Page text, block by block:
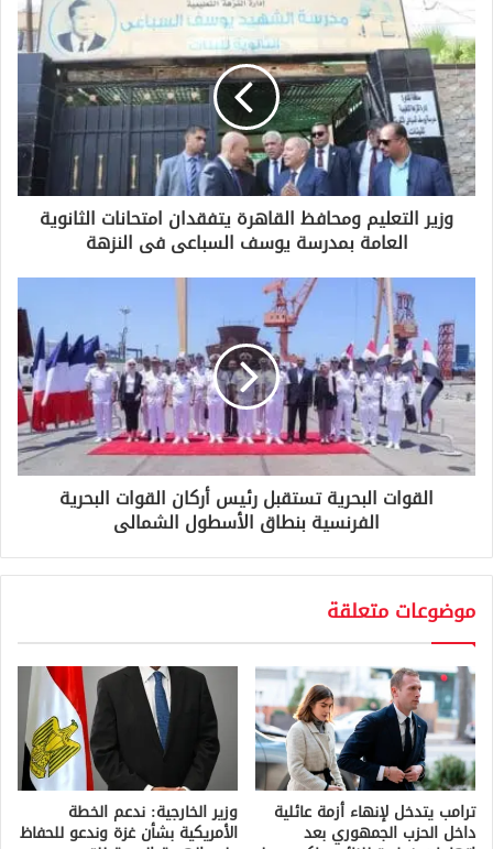
ك
ا
ل
إ
ل
ك
ت
ر
وزير التعليم ومحافظ القاهرة يتفقدان امتحانات الثانوية
العامة بمدرسة يوسف السباعى فى النزهة
القوات البحرية تستقبل رئيس أركان القوات البحرية
الفرنسية بنطاق الأسطول الشمالى
موضوعات متعلقة
ترامب يتدخل لإنهاء أزمة عائلية
داخل الحزب الجمهوري بعد
وزير الخارجية: ندعم الخطة
الأمريكية بشأن غزة وندعو للحفاظ